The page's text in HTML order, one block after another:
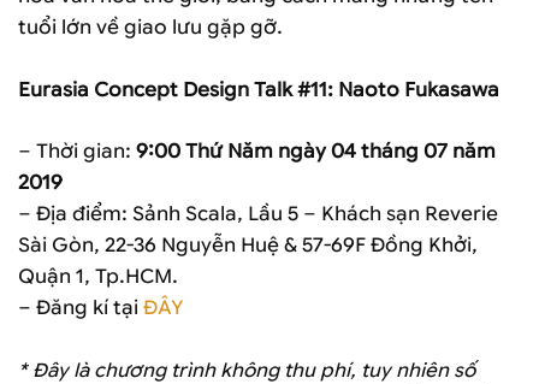
tuổi lớn về giao lưu gặp gỡ.
Eurasia Concept Design Talk #11: Naoto Fukasawa
– Thời gian: 9:00 Thứ Năm ngày 04 tháng 07 năm
2019
– Địa điểm: Sảnh Scala, Lầu 5 – Khách sạn Reverie
Sài Gòn, 22-36 Nguyễn Huệ & 57-69F Đồng Khởi,
Quận 1, Tp.HCM.
– Đăng kí tại ĐÂY
* Đây là chương trình không thu phí, tuy nhiên số